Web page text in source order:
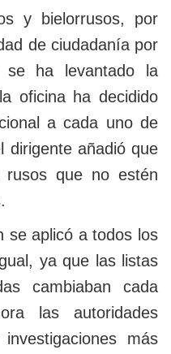
y bielorrusos, por
de ciudadanía por
se ha levantado la
oficina ha decidido
a cada uno de
dirigente añadió que
que no estén
se aplicó a todos los
ya que las listas
cambiaban cada
las autoridades
más